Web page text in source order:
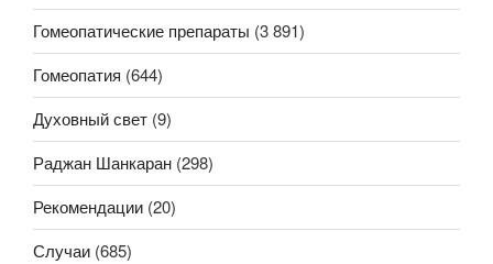
Гомеопатические препараты (3 891)
Гомеопатия (644)
Духовный свет (9)
Раджан Шанкаран (298)
Рекомендации (20)
Случаи (685)